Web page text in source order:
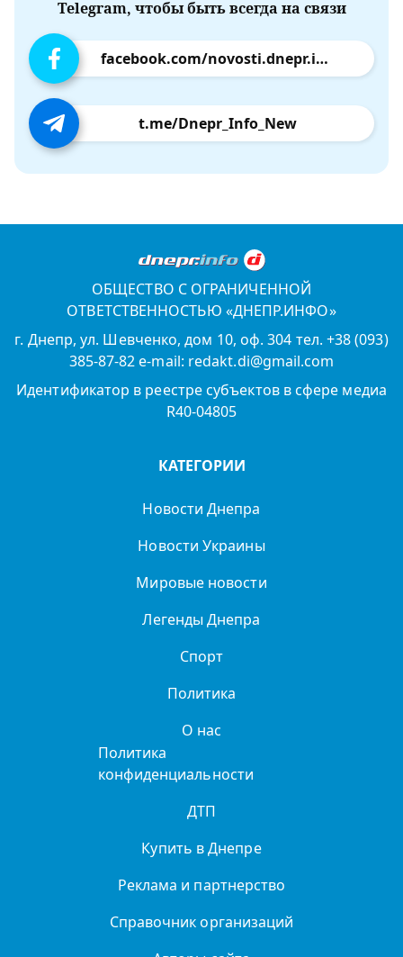
Telegram, чтобы быть всегда на связи
facebook.com/novosti.dnepr.info
t.me/Dnepr_Info_New
ОБЩЕСТВО С ОГРАНИЧЕННОЙ
ОТВЕТСТВЕННОСТЬЮ «ДНЕПР.ИНФО»
г. Днепр, ул. Шевченко, дом 10, оф. 304 тел. +38 (093)
385-87-82 e-mail: redakt.di@gmail.com
Идентификатор в реестре субъектов в сфере медиа
R40-04805
КАТЕГОРИИ
Новости Днепра
Новости Украины
Мировые новости
Легенды Днепра
Спорт
Политика
О нас
Политика
конфиденциальности
ДТП
Купить в Днепре
Реклама и партнерство
Справочник организаций